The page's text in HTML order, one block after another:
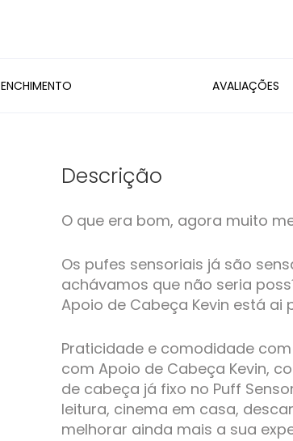
ENCHIMENTO AVALIAÇÕES
Descrição
O que era bom, agora muito
Os pufes sensoriais já são
achávamos que não seria
Apoio de Cabeça Kevin está ai
Praticidade e comodidade
com Apoio de Cabeça Kevin,
de cabeça já fixo no Puff
leitura, cinema em casa,
melhorar ainda mais a sua